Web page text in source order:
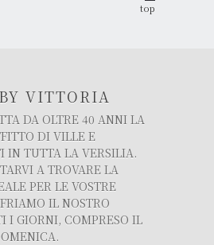
top
VITTORIA
DA OLTRE 40 ANNI LA
DI VILLE E
IN TUTTA LA VERSILIA.
A TROVARE LA
PER LE VOSTRE
IL NOSTRO
I GIORNI, COMPRESO IL